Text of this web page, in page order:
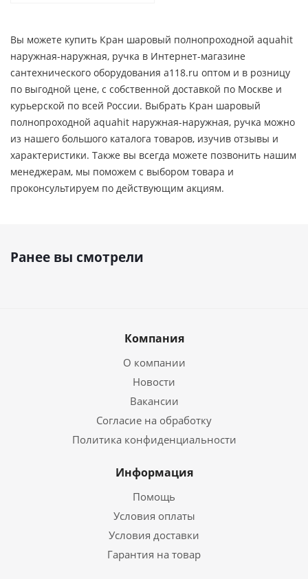
Вы можете купить Кран шаровый полнопроходной aquahit
наружная-наружная, ручка в Интернет-магазине
сантехнического оборудования a118.ru оптом и в розницу
по выгодной цене, c собственной доставкой по Москве и
курьерской по всей России. Выбрать Кран шаровый
полнопроходной aquahit наружная-наружная, ручка можно
из нашего большого каталога товаров, изучив отзывы и
характеристики. Также вы всегда можете позвонить нашим
менеджерам, мы поможем с выбором товара и
проконсультируем по действующим акциям.
Ранее вы смотрели
Компания
О компании
Новости
Вакансии
Согласие на обработку
Политика конфиденциальности
Информация
Помощь
Условия оплаты
Условия доставки
Гарантия на товар